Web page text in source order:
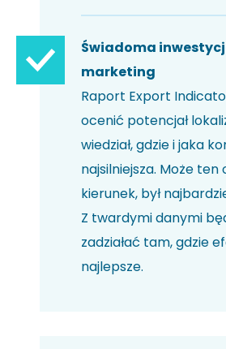
Świadoma
marketing
Raport Export
ocenić potencjał
wiedział, gdzie i jaka
najsilniejsza. Może ten
kierunek, był
Z twardymi danymi
zadziałać tam, gdzie
najlepsze.